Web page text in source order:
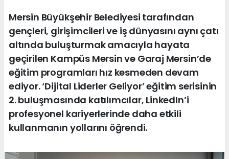
Mersin Büyükşehir Belediyesi tarafından
gençleri, girişimcileri ve iş dünyasını aynı çatı
altında buluşturmak amacıyla hayata
geçirilen Kampüs Mersin ve Garaj Mersin’de
eğitim programları hız kesmeden devam
ediyor. ‘Dijital Liderler Geliyor’ eğitim serisinin
2. buluşmasında katılımcılar, LinkedIn’i
profesyonel kariyerlerinde daha etkili
kullanmanın yollarını öğrendi.